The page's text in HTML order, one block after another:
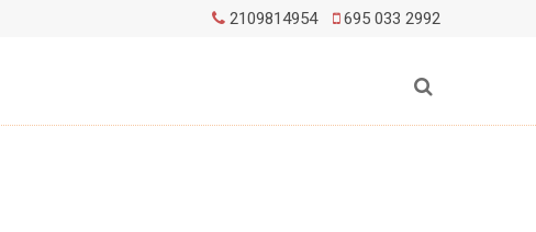
2109814954 695 033 2992